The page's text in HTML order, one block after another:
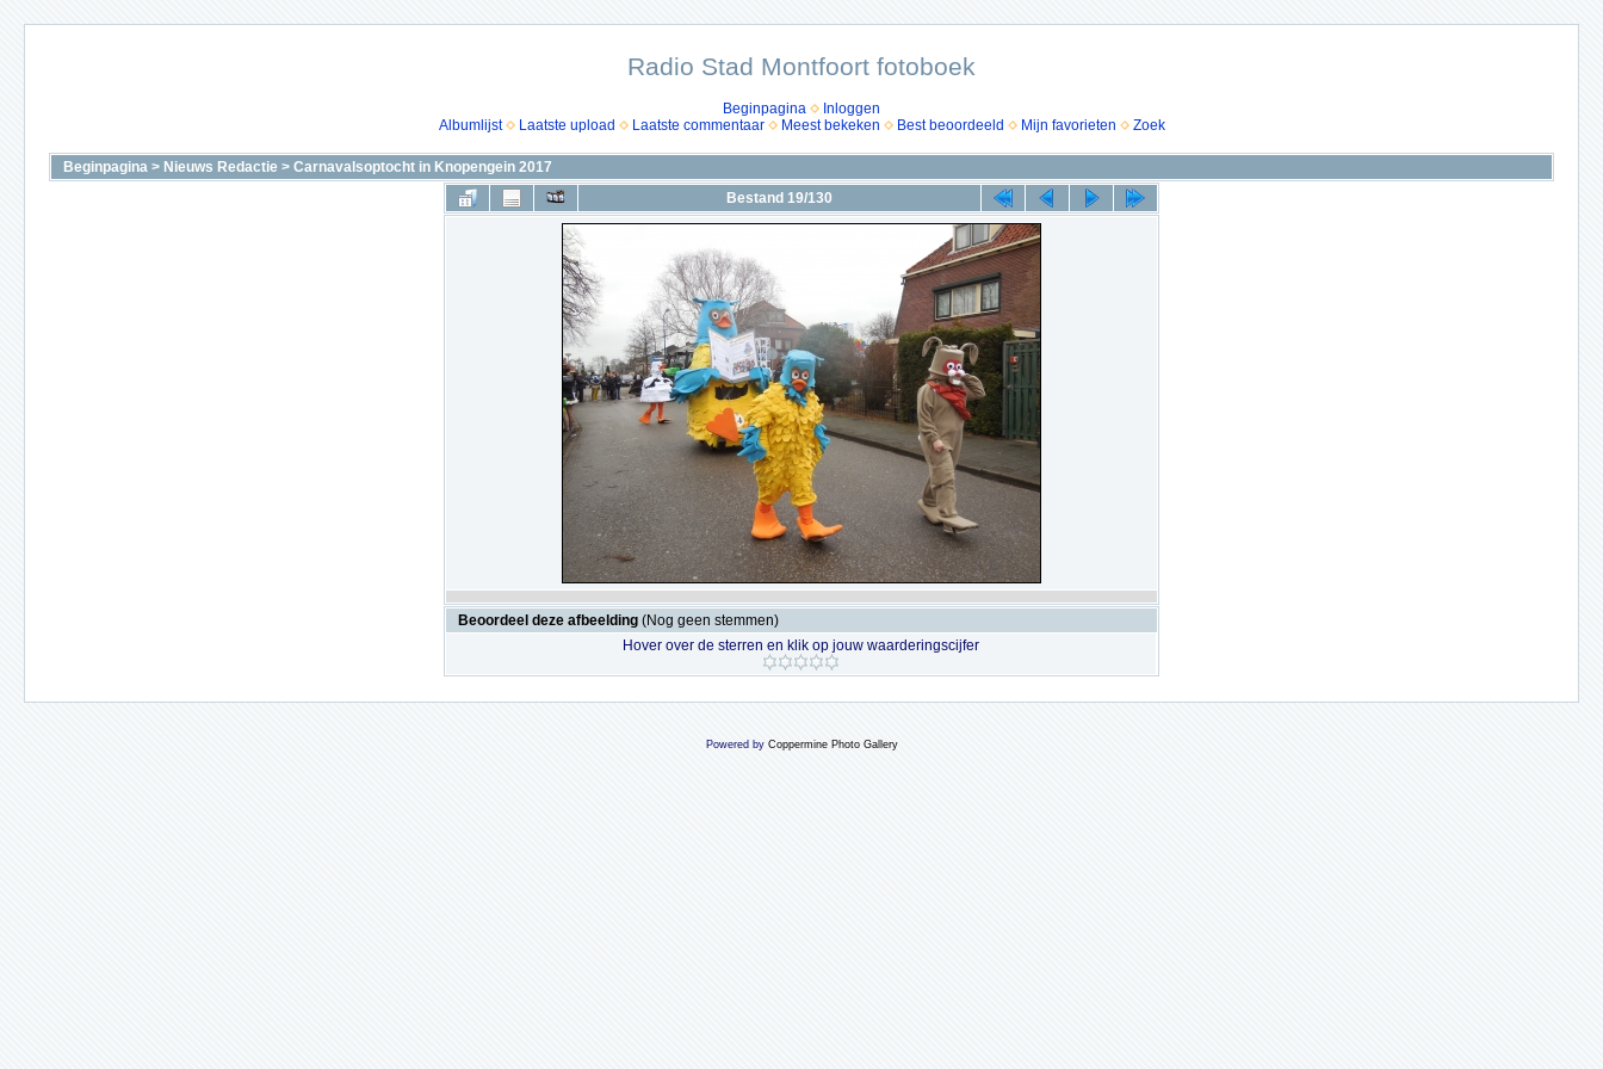
Radio Stad Montfoort fotoboek
Beginpagina
Inloggen
Albumlijst
Laatste upload Laatste commentaar Meest bekeken Best beoordeeld Mijn favorieten Zoek
Beginpagina > Nieuws Redactie > Carnavalsoptocht in Knopengein 2017
Bestand 19/130
Beoordeel deze afbeelding (Nog geen stemmen)
Hover over de sterren en klik op jouw waarderingscijfer
Powered by Coppermine Photo Gallery